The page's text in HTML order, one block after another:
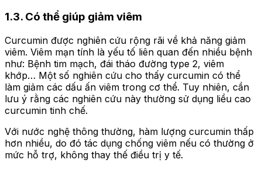
1.3. Có thể giúp giảm viêm
Curcumin được nghiên cứu rộng rãi về khả năng giảm
viêm. Viêm mạn tính là yếu tố liên quan đến nhiều bệnh
như: Bệnh tim mạch, đái tháo đường type 2, viêm
khớp… Một số nghiên cứu cho thấy curcumin có thể
làm giảm các dấu ấn viêm trong cơ thể. Tuy nhiên, cần
lưu ý rằng các nghiên cứu này thường sử dụng liều cao
curcumin tinh chế.
Với nước nghệ thông thường, hàm lượng curcumin thấp
hơn nhiều, do đó tác dụng chống viêm nếu có thường ở
mức hỗ trợ, không thay thế điều trị y tế.